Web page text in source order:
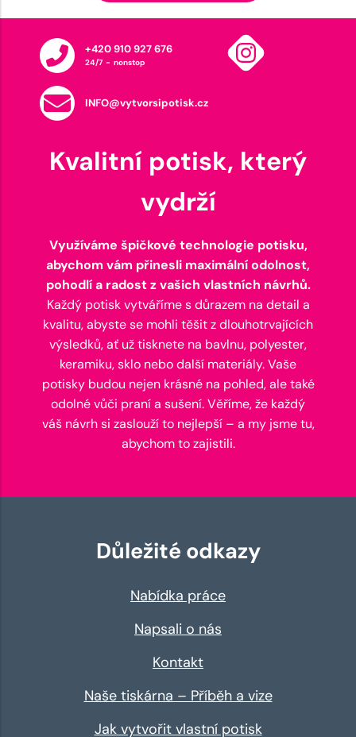
+420 910 927 676
24/7 - nonstop
INFO@vytvorsipotisk.cz
Kvalitní potisk, který
vydrží
Využíváme špičkové technologie potisku,
abychom vám přinesli maximální odolnost,
pohodlí a radost z vašich vlastních návrhů.
Každý potisk vytváříme s důrazem na detail a
kvalitu, abyste se mohli těšit z dlouhotrvajících
výsledků, ať už tisknete na bavlnu, polyester,
keramiku, sklo nebo další materiály. Vaše
potisky budou nejen krásné na pohled, ale také
odolné vůči praní a sušení. Věříme, že každý
váš návrh si zaslouží to nejlepší – a my jsme tu,
abychom to zajistili.
Důležité odkazy
Nabídka práce
Napsali o nás
Kontakt
Naše tiskárna – Příběh a vize
Jak vytvořit vlastní potisk